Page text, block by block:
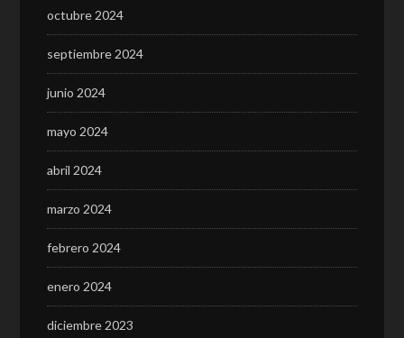
octubre 2024
septiembre 2024
junio 2024
mayo 2024
abril 2024
marzo 2024
febrero 2024
enero 2024
diciembre 2023